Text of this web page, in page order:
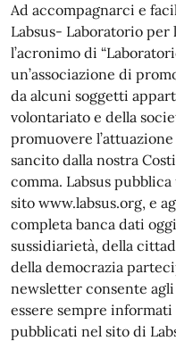
Ad accompagnarci e
Labsus- Laboratorio per
l’acronimo di
un’associazione di
da alcuni soggetti
volontariato e della
promuovere
sancito dalla nostra
comma. Labsus
sito www.labsus.org, e
completa banca dati
sussidiarietà, della
della democrazia
newsletter consente
essere sempre
pubblicati nel sito di